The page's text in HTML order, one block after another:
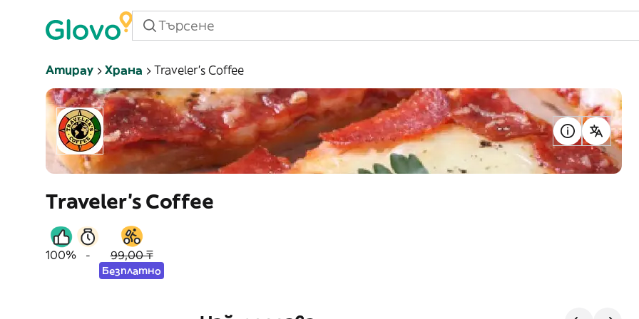
Атирау Храна Traveler's Coffee
Traveler's Coffee
100% - 99,00 ₸
Безплатно